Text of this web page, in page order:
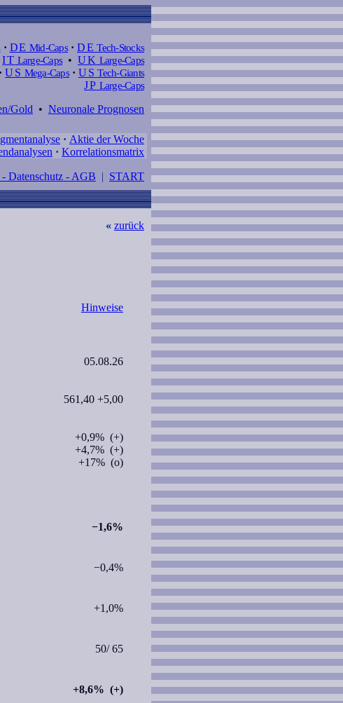
· DE Mid-Caps · DE Tech-Stocks
IT Large-Caps•UK Large-Caps
· US Mega-Caps · US Tech-Giants
JP Large-Caps
Gold • Neuronale Prognosen
· Aktie der Woche
· Korrelationsmatrix
« zurück
Datenschutz - AGB | START
Hinweise
05.08.26
561,40 +5,00
+0,9% (+)
+4,7% (+)
+17% (o)
−1,6%
−0,4%
+1,0%
50/ 65
+8,6% (+)